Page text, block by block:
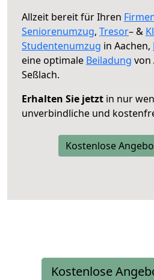
Allzeit bereit für Ihren
Seniorenumzug, Tresor– &
Studentenumzug in Aachen,
eine optimale Beiladung von
Seßlach.
Erhalten Sie jetzt in nur
unverbindliche und
Kostenlose
Kostenlose